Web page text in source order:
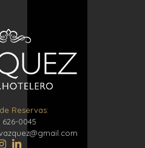
Reservas:
626-0045